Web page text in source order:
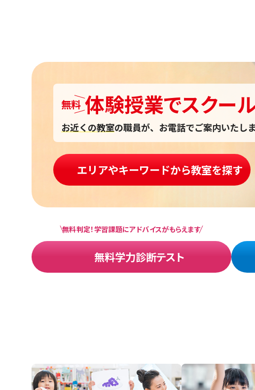
無料 体験授業でスクー
お近くの教室の職員が、お電話でご案内いたし
エリアやキーワードから教室を探す
無料判定！学習課題にアドバイスがもらえます
無料学力診断テスト